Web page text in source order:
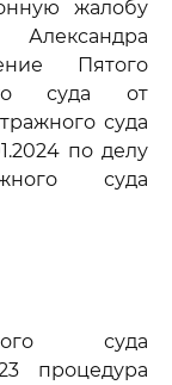
жалобу
Пятого
суда от
суда
по делу
суда
суда
процедура